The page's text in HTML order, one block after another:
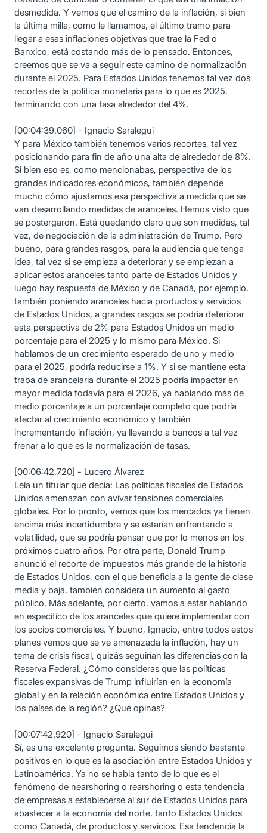
desmedida. Y vemos que el camino de la inflación, si bien
la última milla, como le llamamos, el último tramo para
llegar a esas inflaciones objetivas que trae la Fed o
Banxico, está costando más de lo pensado. Entonces,
creemos que se va a seguir este camino de normalización
durante el 2025. Para Estados Unidos tenemos tal vez dos
recortes de la política monetaria para lo que es 2025,
terminando con una tasa alrededor del 4%.
[00:04:39.060] - Ignacio Saralegui
Y para México también tenemos varios recortes, tal vez
posicionando para fin de año una alta de alrededor de 8%.
Si bien eso es, como mencionabas, perspectiva de los
grandes indicadores económicos, también depende
mucho cómo ajustamos esa perspectiva a medida que se
van desarrollando medidas de aranceles. Hemos visto que
se postergaron. Está quedando claro que son medidas, tal
vez, de negociación de la administración de Trump. Pero
bueno, para grandes rasgos, para la audiencia que tenga
idea, tal vez si se empieza a deteriorar y se empiezan a
aplicar estos aranceles tanto parte de Estados Unidos y
luego hay respuesta de México y de Canadá, por ejemplo,
también poniendo aranceles hacia productos y servicios
de Estados Unidos, a grandes rasgos se podría deteriorar
esta perspectiva de 2% para Estados Unidos en medio
porcentaje para el 2025 y lo mismo para México. Si
hablamos de un crecimiento esperado de uno y medio
para el 2025, podría reducirse a 1%. Y si se mantiene esta
traba de arancelaria durante el 2025 podría impactar en
mayor medida todavía para el 2026, ya hablando más de
medio porcentaje a un porcentaje completo que podría
afectar al crecimiento económico y también
incrementando inflación, ya llevando a bancos a tal vez
frenar a lo que es la normalización de tasas.
[00:06:42.720] - Lucero Álvarez
Leía un titular que decía: Las políticas fiscales de Estados
Unidos amenazan con avivar tensiones comerciales
globales. Por lo pronto, vemos que los mercados ya tienen
encima más incertidumbre y se estarían enfrentando a
volatilidad, que se podría pensar que por lo menos en los
próximos cuatro años. Por otra parte, Donald Trump
anunció el recorte de impuestos más grande de la historia
de Estados Unidos, con el que beneficia a la gente de clase
media y baja, también considera un aumento al gasto
público. Más adelante, por cierto, vamos a estar hablando
en específico de los aranceles que quiere implementar con
los socios comerciales. Y bueno, Ignacio, entre todos estos
planes vemos que se ve amenazada la inflación, hay un
tema de crisis fiscal, quizás seguirían las diferencias con la
Reserva Federal. ¿Cómo consideras que las políticas
fiscales expansivas de Trump influirían en la economía
global y en la relación económica entre Estados Unidos y
los países de la región? ¿Qué opinas?
[00:07:42.920] - Ignacio Saralegui
Sí, es una excelente pregunta. Seguimos siendo bastante
positivos en lo que es la asociación entre Estados Unidos y
Latinoamérica. Ya no se habla tanto de lo que es el
fenómeno de nearshoring o rearshoring o esta tendencia
de empresas a establecerse al sur de Estados Unidos para
abastecer a la economía del norte, tanto Estados Unidos
como Canadá, de productos y servicios. Esa tendencia la